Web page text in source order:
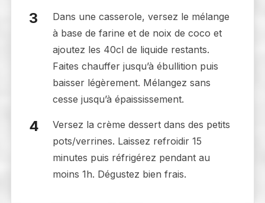
Dans une casserole, versez le mélange
à base de farine et de noix de coco et
ajoutez les 40cl de liquide restants.
Faites chauffer jusqu’à ébullition puis
baisser légèrement. Mélangez sans
cesse jusqu’à épaississement.
Versez la crème dessert dans des petits
pots/verrines. Laissez refroidir 15
minutes puis réfrigérez pendant au
moins 1h. Dégustez bien frais.